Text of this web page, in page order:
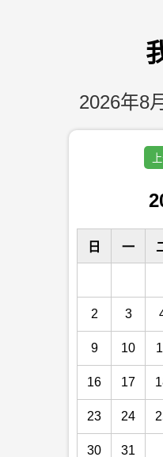
2026年8
日 一
2 3
9 10
16 17
23 24
30 31